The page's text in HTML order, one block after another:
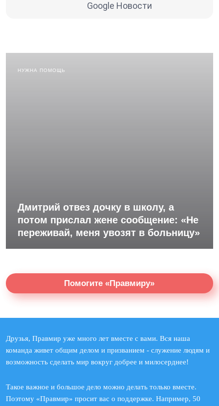
Google Новости
НУЖНА ПОМОЩЬ
Дмитрий отвез дочку в школу, а
потом прислал жене сообщение: «Не
переживай, меня увозят в больницу»
Помогите «Правмиру»
Друзья, Правмир уже много лет вместе с вами. Вся наша
команда живет общим делом и призванием - служение людям и
возможность сделать мир вокруг добрее и милосерднее!
Такое важное и большое дело можно делать только вместе.
Поэтому «Правмир» просит вас о поддержке. Например, 50